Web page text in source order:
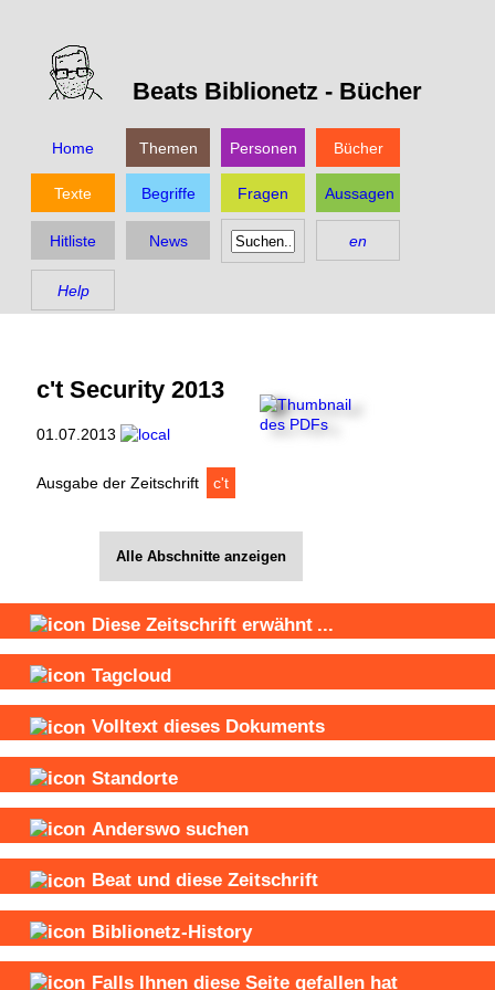
Beats Biblionetz - Bücher
Home Themen Personen Bücher
Texte Begriffe Fragen Aussagen
Hitliste News en
Help
c't Security 2013
01.07.2013
Ausgabe der Zeitschrift c't
Alle Abschnitte anzeigen
Diese Zeitschrift erwähnt ...
Tagcloud
Volltext dieses Dokuments
Standorte
Anderswo suchen
Beat und diese Zeitschrift
Biblionetz-History
Falls Ihnen diese Seite gefallen hat